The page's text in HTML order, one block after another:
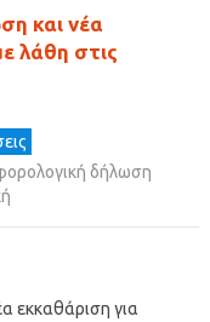
και νέα
λάθη στις
δήλωση
εκκαθάριση για